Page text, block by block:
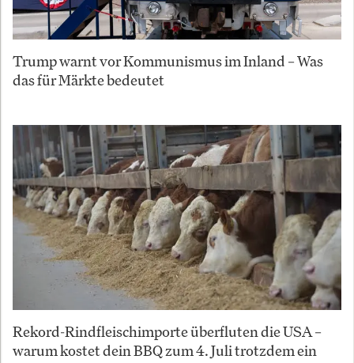
Trump warnt vor Kommunismus im Inland – Was
das für Märkte bedeutet
Rekord-Rindfleischimporte überfluten die USA –
warum kostet dein BBQ zum 4. Juli trotzdem ein